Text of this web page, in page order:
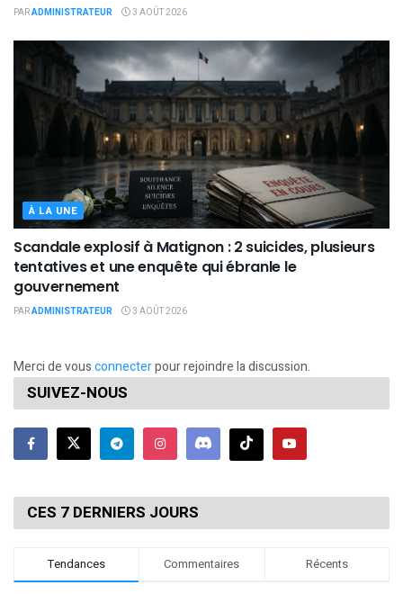
PARADMINISTRATEUR 3 AOÛT 2026
À LA UNE
Scandale explosif à Matignon : 2 suicides, plusieurs
tentatives et une enquête qui ébranle le
gouvernement
PARADMINISTRATEUR 3 AOÛT 2026
Merci de vousconnecterpour rejoindre la discussion.
SUIVEZ-NOUS
CES 7 DERNIERS JOURS
Tendances Commentaires Récents